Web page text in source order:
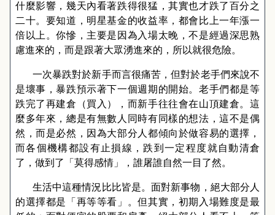
什麼影響，幾天內看著跌得很猛，其實也才跌了百分之
二十。要知道，明星基金的收益率，都會比上一年漲一
倍以上。你慘，主要是因為入場太晚，不是經過深思熟
慮進來的，而是跟著大眾湧進來的，所以就很危險。
一次暴跌對於新手而言很痛苦，但對於老手們來說不
是壞事，暴跌預示著下一個週期的開始。老手們都是等
跌完了再建倉（買入），而新手往往會在山頂建倉。這
麼多年來，總是有無數人同時有同樣的想法，這不是偶
然，而是必然，因為大部分人都傾向於做容易的選擇，
而各個機構都設有止損線，跌到一定程度就自動清倉
了，做到了「莫得感情」，誰屠誰自然一目了然。
生活中這種情況比比皆是。面對新事物，絕大部分人
的選擇都是「再等等看」。但其實，初期入場難度是最